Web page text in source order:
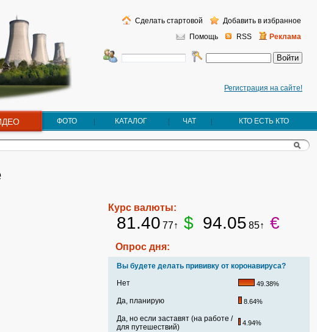
Регистрация на сайте!
Помощь RSS Реклама
Сделать стартовой Добавить в избранное
ФОТО КАТАЛОГ ЧАТ КТО ЕСТЬ КТО
Курс валюты:
81.40 77↑ $ 94.05 85↑ €
Опрос дня:
Вы будете делать прививку от коронавируса?
Нет
49.38%
Да, планирую 8.64%
Да, но если заставят (на работе /
для путешествий)
4.94%